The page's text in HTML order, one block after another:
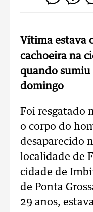
Vítima estava
cachoeira na
quando sumiu
domingo
Foi resgatado
o corpo do
desaparecido
localidade de
cidade de
de Ponta
29 anos,